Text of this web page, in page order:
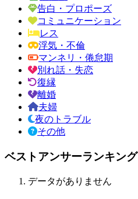
告白・プロポーズ
コミュニケーション
レス
浮気・不倫
マンネリ・倦怠期
別れ話・失恋
復縁
離婚
夫婦
夜のトラブル
その他
ベストアンサーランキング
データがありません